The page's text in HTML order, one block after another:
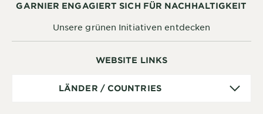
WEBSITE LINKS
LÄNDER / COUNTRIES
GARNIER ENGAGIERT SICH FÜR NACHHALTIGKEIT
Unsere grünen Initiativen entdecken